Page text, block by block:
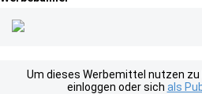
Um dieses Werbemittel nutzen zu
einloggen oder sich als